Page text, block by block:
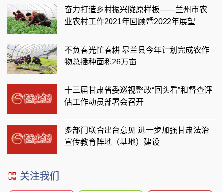
奋力打造乡村振兴陇原样板——兰州市农
业农村工作2021年回顾暨2022年展望
不负春光忙春耕 皋兰县今年计划完成农作
物总播种面积26万亩
十三届甘肃省委巡视整改“回头看”和督查评
估工作动员部署会召开
多部门联合出台意见 进一步加强甘肃法治
宣传教育阵地（基地）建设
关注我们